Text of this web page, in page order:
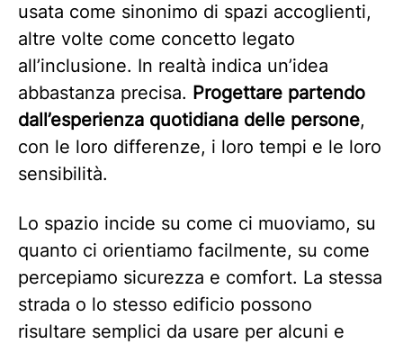
usata come sinonimo di spazi accoglienti,
altre volte come concetto legato
all’inclusione. In realtà indica un’idea
abbastanza precisa. Progettare partendo
dall’esperienza quotidiana delle persone,
con le loro differenze, i loro tempi e le loro
sensibilità.
Lo spazio incide su come ci muoviamo, su
quanto ci orientiamo facilmente, su come
percepiamo sicurezza e comfort. La stessa
strada o lo stesso edificio possono
risultare semplici da usare per alcuni e